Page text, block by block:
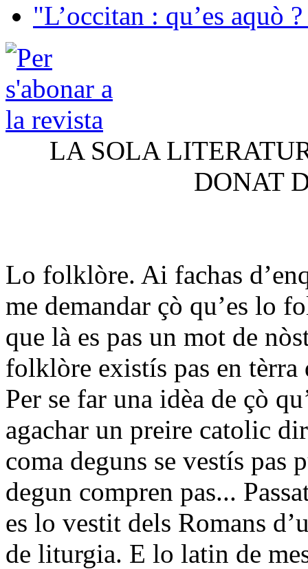
"L’occitan : qu’es aquò
LA SOLA
DONAT
Lo folklòre. Ai fachas
me demandar çò qu’es lo
que là es pas un mot de
folklòre existís pas en tèrra
Per se far una idèa de çò
agachar un preire catolic
coma deguns se vestís pas
degun compren pas...
es lo vestit dels Romans
de liturgia. E lo latin de